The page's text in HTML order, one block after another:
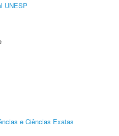
UNESP
e Ciências Exatas